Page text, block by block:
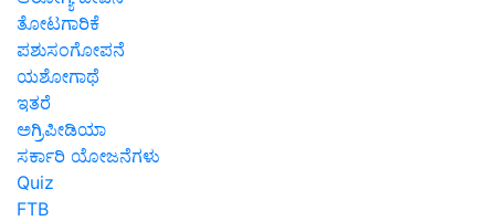
ತೋಟಗಾರಿಕೆ
ಪಶುಸಂಗೋಪನೆ
ಯಶೋಗಾಥೆ
ಇತರೆ
ಅಗ್ರಿಪೀಡಿಯಾ
ಸರ್ಕಾರಿ ಯೋಜನೆಗಳು
Quiz
FTB